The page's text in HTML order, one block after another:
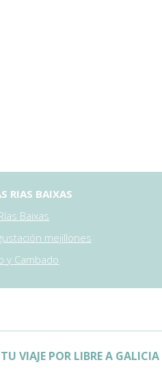
RIAS BAIXAS
Baixas
mejillones
y Cambado
VIAJE POR LIBRE A GALICIA